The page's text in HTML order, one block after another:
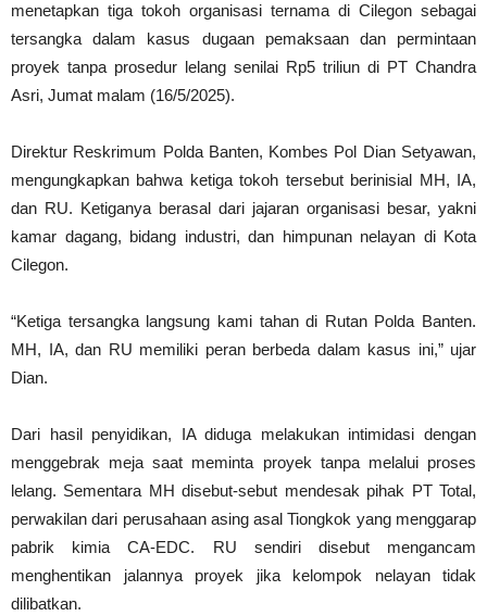
menetapkan tiga tokoh organisasi ternama di Cilegon sebagai
tersangka dalam kasus dugaan pemaksaan dan permintaan
proyek tanpa prosedur lelang senilai Rp5 triliun di PT Chandra
Asri, Jumat malam (16/5/2025).
Direktur Reskrimum Polda Banten, Kombes Pol Dian Setyawan,
mengungkapkan bahwa ketiga tokoh tersebut berinisial MH, IA,
dan RU. Ketiganya berasal dari jajaran organisasi besar, yakni
kamar dagang, bidang industri, dan himpunan nelayan di Kota
Cilegon.
“Ketiga tersangka langsung kami tahan di Rutan Polda Banten.
MH, IA, dan RU memiliki peran berbeda dalam kasus ini,” ujar
Dian.
Dari hasil penyidikan, IA diduga melakukan intimidasi dengan
menggebrak meja saat meminta proyek tanpa melalui proses
lelang. Sementara MH disebut-sebut mendesak pihak PT Total,
perwakilan dari perusahaan asing asal Tiongkok yang menggarap
pabrik kimia CA-EDC. RU sendiri disebut mengancam
menghentikan jalannya proyek jika kelompok nelayan tidak
dilibatkan.